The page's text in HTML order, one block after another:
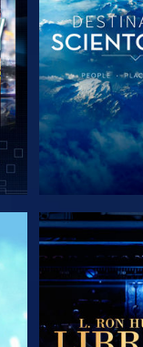
DÉCOUVRIR